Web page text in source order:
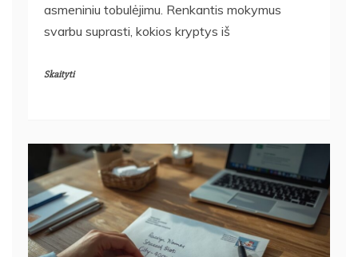
asmeniniu tobulėjimu. Renkantis mokymus
svarbu suprasti, kokios kryptys iš
Skaityti